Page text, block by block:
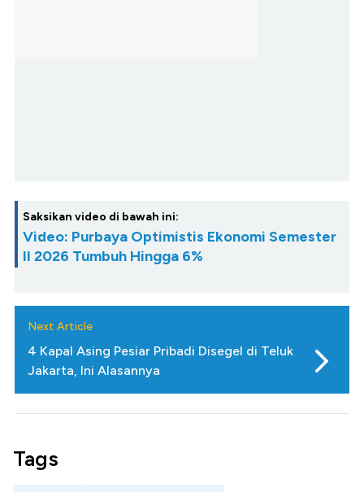
Saksikan video di bawah ini:
Video: Purbaya Optimistis Ekonomi Semester
II 2026 Tumbuh Hingga 6%
Next Article
4 Kapal Asing Pesiar Pribadi Disegel di Teluk
Jakarta, Ini Alasannya
Tags